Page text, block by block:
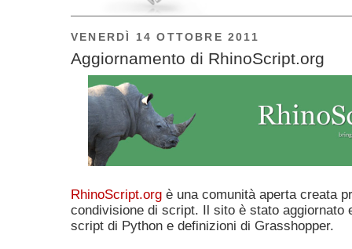
VENERDÌ 14 OTTOBRE 2011
Aggiornamento di RhinoScript.org
RhinoScript.org è una comunità aperta creata
condivisione di script. Il sito è stato aggiornato
script di Python e definizioni di Grasshopper.